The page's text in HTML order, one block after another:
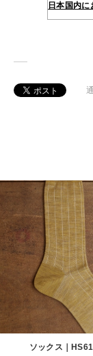
日本国内
ソックス｜